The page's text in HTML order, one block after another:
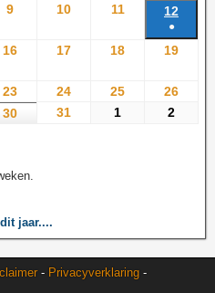
9 10 11 12
●
16 17 18 19
23 24 25
26
30 31 1 2
jaar....
- Privacyverklaring -